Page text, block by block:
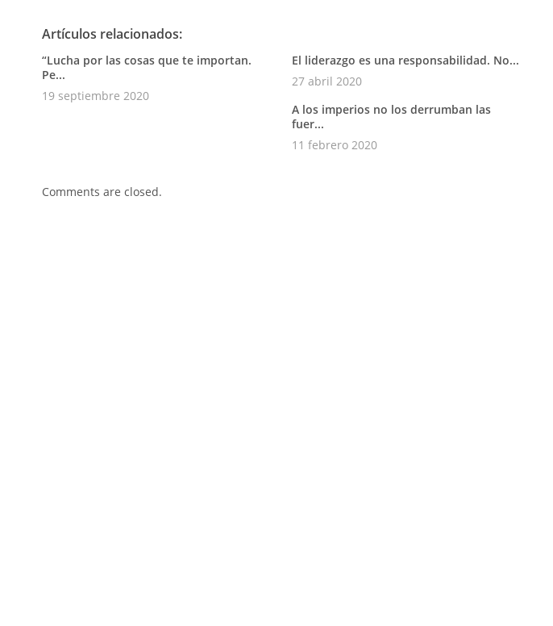
Artículos relacionados:
“Lucha por las cosas que te importan.
Pe...
19 septiembre 2020
El liderazgo es una responsabilidad. No...
27 abril 2020
A los imperios no los derrumban las
fuer...
11 febrero 2020
Comments are closed.